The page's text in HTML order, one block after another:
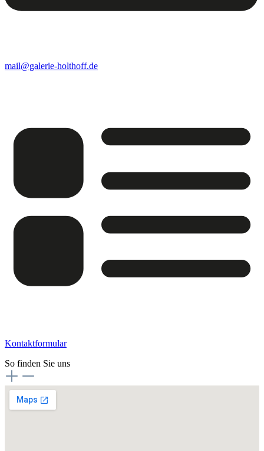
mail@galerie-holthoff.de
Kontaktformular
So finden Sie uns